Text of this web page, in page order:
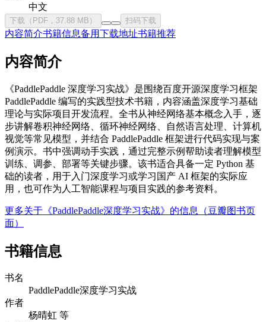
中文
下载（PDF，37.88 MB） 扫码下载
内容简介书籍信息备用下载地址书籍推荐
内容简介
《PaddlePaddle 深度学习实战》是围绕百度开源深度学习框架
PaddlePaddle 编写的实践型技术书籍，内容涵盖深度学习基础
理论与实际项目开发流程。全书从神经网络基本概念入手，逐
步讲解卷积神经网络、循环神经网络、自然语言处理、计算机
视觉等常见模型，并结合 PaddlePaddle 框架进行代码实现与案
例演示。书中强调动手实践，通过完整示例帮助读者理解模型
训练、调参、部署等关键步骤。该书适合具备一定 Python 基
础的读者，用于入门深度学习或学习国产 AI 框架的实际应
用，也可作为人工智能课程与项目实践的参考资料。
更多关于《PaddlePaddle深度学习实战》的信息（豆瓣图书页
面）
书籍信息
书名
PaddlePaddle深度学习实战
作者
杨晴虹 等